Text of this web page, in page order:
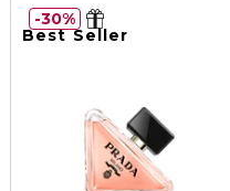
Best Seller
30%